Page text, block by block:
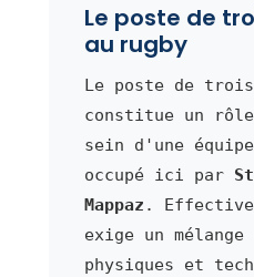
Le poste de
au rugby
Le poste de
constitue un
sein d'une
occupé ici par
Mappaz .
exige un
physiques et